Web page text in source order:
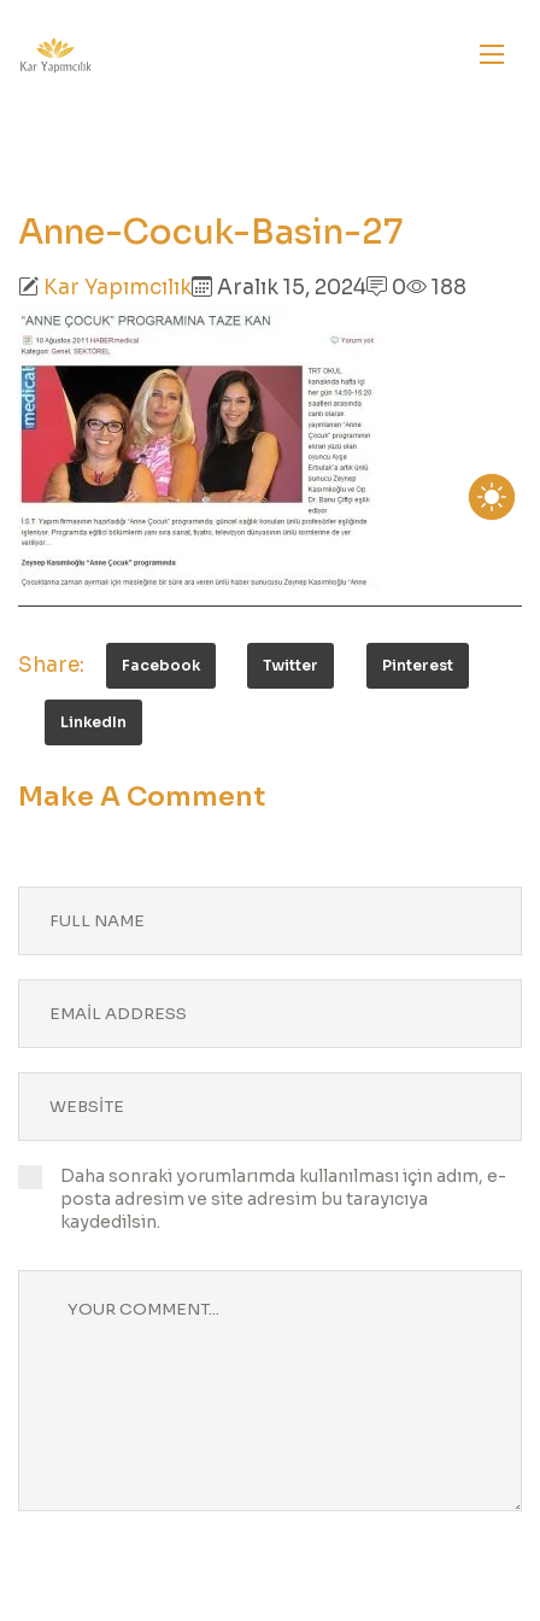
Anne-Cocuk-Basin-27
Kar Yapımcılık Aralık 15, 2024 0 188
Share: Facebook Twitter Pinterest
LinkedIn
Make A Comment
Daha sonraki yorumlarımda kullanılması için adım, e-
posta adresim ve site adresim bu tarayıcıya
kaydedilsin.